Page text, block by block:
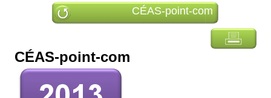
CÉAS-point-com
CÉAS-point-com